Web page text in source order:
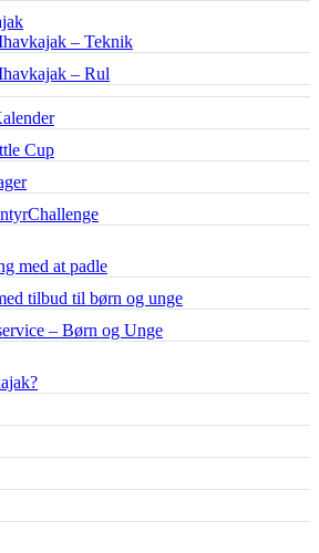
– Teknik
– Rul
Cup
med at padle
tilbud til børn og unge
– Børn og Unge